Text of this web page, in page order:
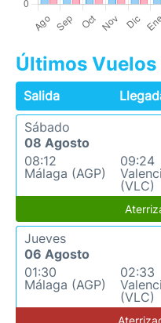
Últimos Vuelos
Salida
Sábado
08 Agosto
08:12
Málaga (AGP)
09:24
(VLC)
Jueves
06 Agosto
01:30
Málaga (AGP)
02:33
(VLC)